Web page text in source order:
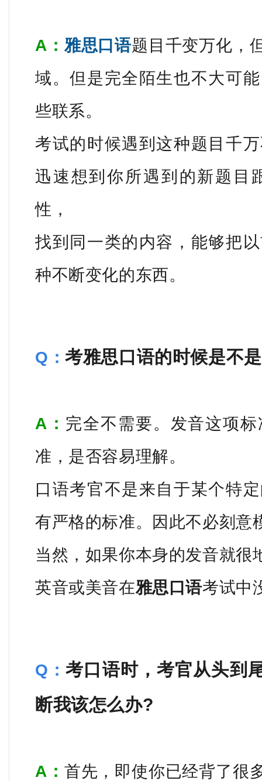
A： 雅思口语题目千变万化，
域。但是完全陌生也不大可
些联系。
考试的时候遇到这种题目千
迅速想到你所遇到的新题目
性，
找到同一类的内容，能够把
种不断变化的东西。
Q：考雅思口语的时候是不
A： 完全不需要。发音这项
准，是否容易理解。
口语考官不是来自于某个特
有严格的标准。因此不必刻意
当然，如果你本身的发音就很
英音或美音在雅思口语考试中
Q：考口语时，考官从头到
断我该怎么办?
A： 首先，即使你已经背了很